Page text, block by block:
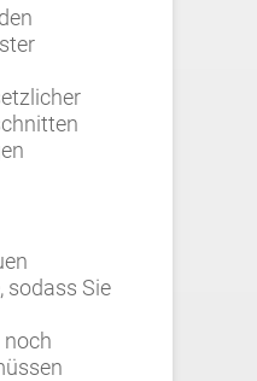
sodass Sie